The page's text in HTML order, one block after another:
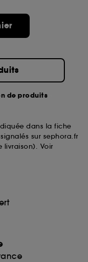
de produits
dans la fiche
sur sephora.fr
livraison). Voir